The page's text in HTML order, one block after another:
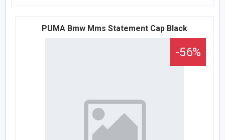
PUMA Bmw Mms Statement Cap Black
-56%